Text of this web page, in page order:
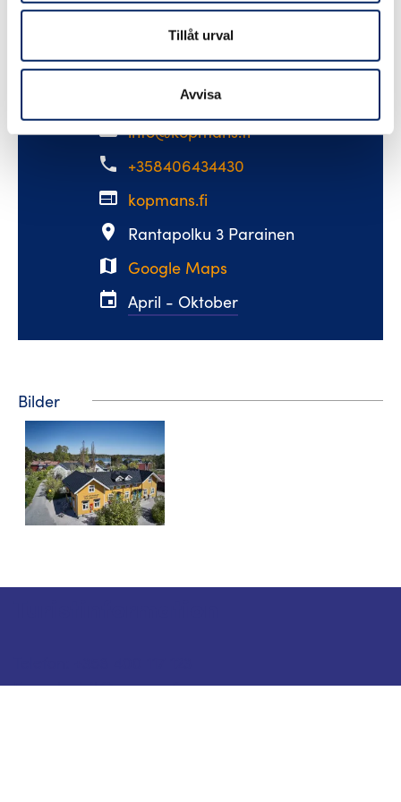
Tillåt urval
Avvisa
varje dag och av naturens gåvor från vår
trädgård gör vi bland annat geléer.
email info@kopmans.fi
phone +358406434430
web kopmans.fi
place
Rantapolku 3 Parainen
map Google Maps
event April - Oktober
Bilder
E-post: visit@pargas.fi